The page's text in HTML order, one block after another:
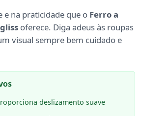
e na praticidade que o Ferro a
oferece. Diga adeus às roupas
visual sempre bem cuidado e
deslizamento suave